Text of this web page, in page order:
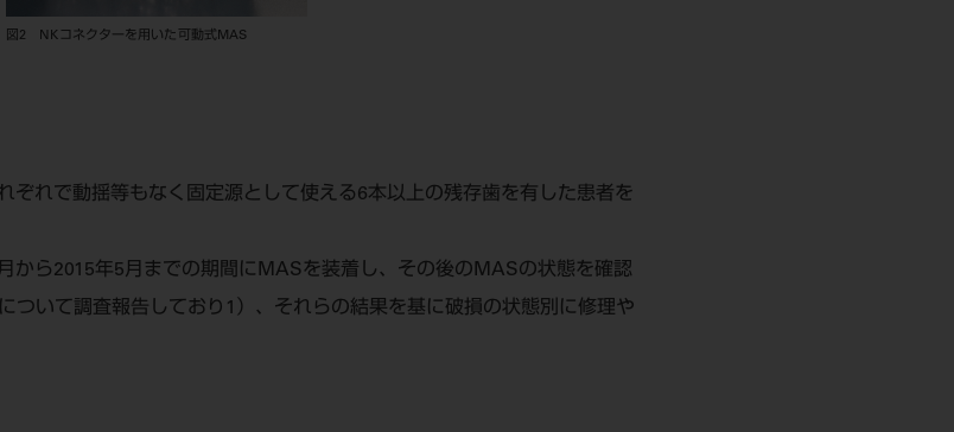
図2 NKコネクターを用いた可動式MAS
ぞれで動揺等もなく固定源として使える6本以上の残存歯を有した患者を
から2015年5月までの期間にMASを装着し、その後のMASの状態を確認
ついて調査報告しており1）、それらの結果を基に破損の状態別に修理や